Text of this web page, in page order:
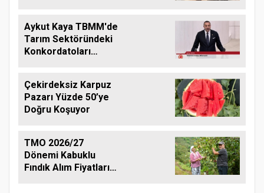
Aykut Kaya TBMM'de
Tarım Sektöründeki
Konkordatoları
Çekirdeksiz Karpuz
Pazarı Yüzde 50’ye
Doğru Koşuyor
TMO 2026/27
Dönemi Kabuklu
Fındık Alım Fiyatlarını